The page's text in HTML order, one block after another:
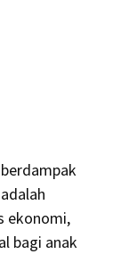
ekonomi,
bagi anak